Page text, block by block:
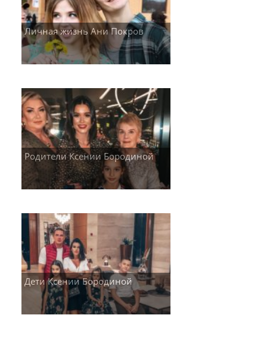
Личная жизнь Ани Покров
Родители Ксении Бородиной
Дети Ксении Бородиной